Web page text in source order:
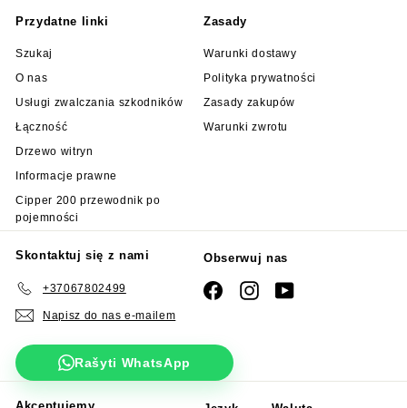
Przydatne linki
Szukaj
O nas
Usługi zwalczania szkodników
Łączność
Drzewo witryn
Informacje prawne
Cipper 200 przewodnik po
pojemności
Zasady
Warunki dostawy
Polityka prywatności
Zasady zakupów
Warunki zwrotu
Skontaktuj się z nami
+37067802499
Napisz do nas e-mailem
Obserwuj nas
FacebookInstagram
Rašyti WhatsApp